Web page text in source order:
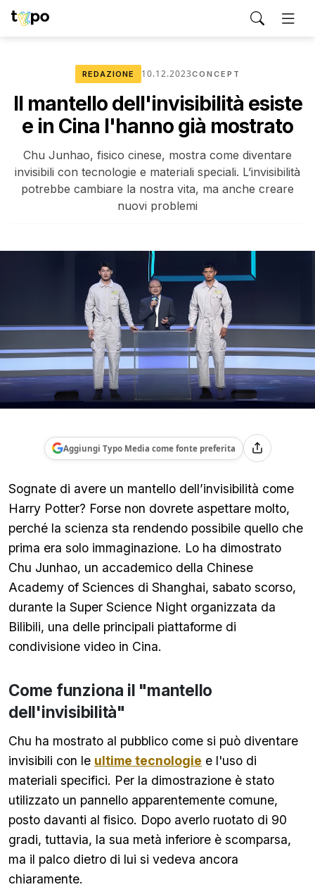
REDAZIONE 10.12.2023CONCEPT
Il mantello dell'invisibilità esiste
e in Cina l'hanno già mostrato
Chu Junhao, fisico cinese, mostra come diventare
invisibili con tecnologie e materiali speciali. L’invisibilità
potrebbe cambiare la nostra vita, ma anche creare
nuovi problemi
Aggiungi Typo Media come fonte preferita
Sognate di avere un mantello dell’invisibilità come
Harry Potter? Forse non dovrete aspettare molto,
perché la scienza sta rendendo possibile quello che
prima era solo immaginazione. Lo ha dimostrato
Chu Junhao, un accademico della Chinese
Academy of Sciences di Shanghai, sabato scorso,
durante la Super Science Night organizzata da
Bilibili, una delle principali piattaforme di
condivisione video in Cina.
Come funziona il "mantello
dell'invisibilità"
Chu ha mostrato al pubblico come si può diventare
invisibili con le ultime tecnologie e l'uso di
materiali specifici. Per la dimostrazione è stato
utilizzato un pannello apparentemente comune,
posto davanti al fisico. Dopo averlo ruotato di 90
gradi, tuttavia, la sua metà inferiore è scomparsa,
ma il palco dietro di lui si vedeva ancora
chiaramente.